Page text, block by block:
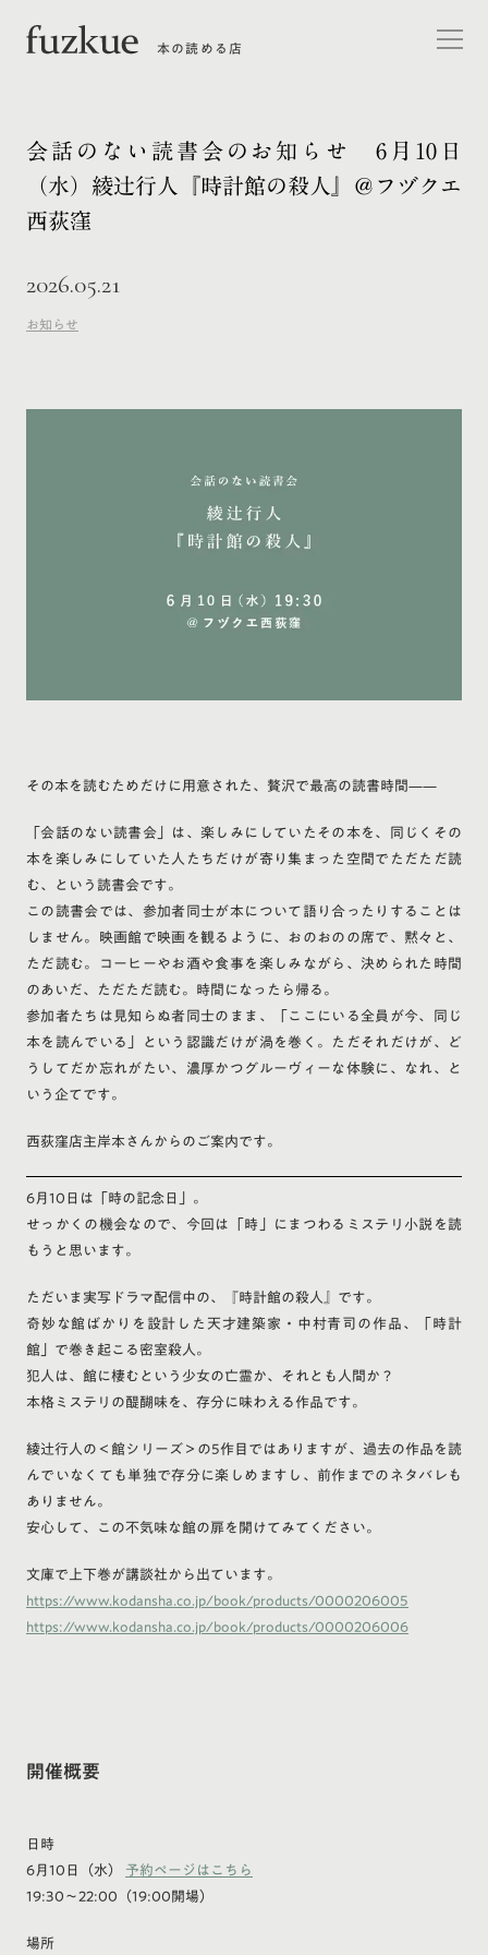
本の読める店
会話のない読書会のお知らせ 6月10日
（水）綾辻行人『時計館の殺人』＠フヅクエ
西荻窪
2026.05.21
お知らせ
その本を読むためだけに用意された、贅沢で最高の読書時間——
「会話のない読書会」は、楽しみにしていたその本を、同じくその
本を楽しみにしていた人たちだけが寄り集まった空間でただただ読
む、という読書会です。
この読書会では、参加者同士が本について語り合ったりすることは
しません。映画館で映画を観るように、おのおのの席で、黙々と、
ただ読む。コーヒーやお酒や食事を楽しみながら、決められた時間
のあいだ、ただただ読む。時間になったら帰る。
参加者たちは見知らぬ者同士のまま、「ここにいる全員が今、同じ
本を読んでいる」という認識だけが渦を巻く。ただそれだけが、ど
うしてだか忘れがたい、濃厚かつグルーヴィーな体験に、なれ、と
いう企てです。
西荻窪店主岸本さんからのご案内です。
6月10日は「時の記念日」。
せっかくの機会なので、今回は「時」にまつわるミステリ小説を読
もうと思います。
ただいま実写ドラマ配信中の、『時計館の殺人』です。
奇妙な館ばかりを設計した天才建築家・中村青司の作品、「時計
館」で巻き起こる密室殺人。
犯人は、館に棲むという少女の亡霊か、それとも人間か？
本格ミステリの醍醐味を、存分に味わえる作品です。
綾辻行人の＜館シリーズ＞の5作目ではありますが、過去の作品を読
んでいなくても単独で存分に楽しめますし、前作までのネタバレも
ありません。
安心して、この不気味な館の扉を開けてみてください。
文庫で上下巻が講談社から出ています。
https://www.kodansha.co.jp/book/products/0000206005
https://www.kodansha.co.jp/book/products/0000206006
開催概要
日時
6月10日（水） 予約ページはこちら
19:30～22:00（19:00開場）
場所